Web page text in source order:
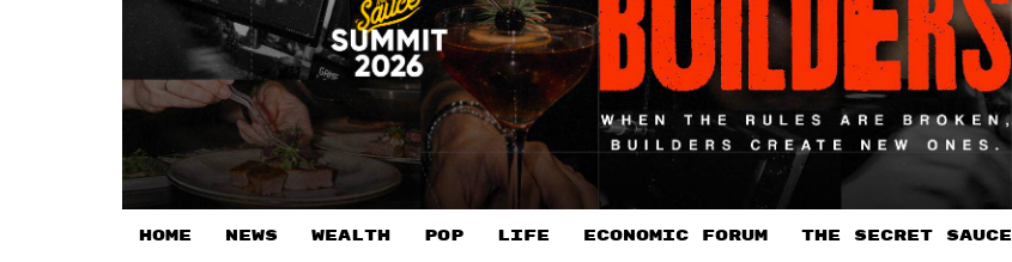
HOME NEWS WEALTH POP LIFE ECONOMIC FORUM THE SECRET SAUCE​